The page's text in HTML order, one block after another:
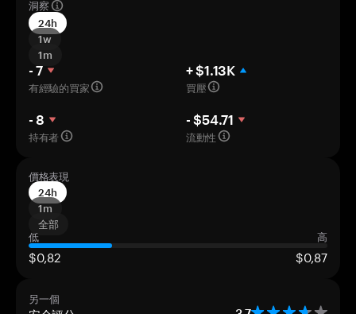
洞察
24h
1w
1m
- 7
有經驗的買家
+ $1.13K
買壓
- 8
持有者
- $54.71
流動性
價格表現
24h
1m
全部
低
高
$0,82 $0,87
另一個